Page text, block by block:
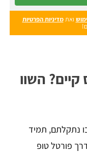
ואתמדיניות הפרטיות
השוו
נתקלתם, תמיד
פורטל טופ